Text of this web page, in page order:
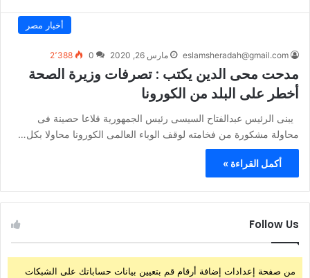
أخبار مصر
eslamsheradah@gmail.com مارس 26, 2020 0 2٬388
مدحت محى الدين يكتب : تصرفات وزيرة الصحة
أخطر على البلد من الكورونا
يبنى الرئيس عبدالفتاح السيسى رئيس الجمهورية قلاعا حصينة فى
محاولة مشكورة من فخامته لوقف الوباء العالمى الكورونا محاولا بكل…
أكمل القراءة »
Follow Us
من صفحة إعدادات إضافة أرقام قم بتعيين بيانات حساباتك على الشبكات